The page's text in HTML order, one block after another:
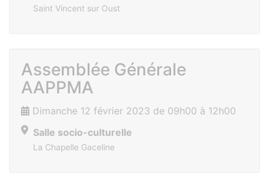
Saint Vincent sur Oust
Assemblée Générale
AAPPMA
Dimanche 12 février 2023 de 09h00 à 12h00
Salle socio-culturelle
La Chapelle Gaceline